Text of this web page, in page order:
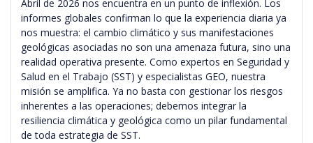
Abril de 2026 nos encuentra en un punto de inflexión. Los
informes globales confirman lo que la experiencia diaria ya
nos muestra: el cambio climático y sus manifestaciones
geológicas asociadas no son una amenaza futura, sino una
realidad operativa presente. Como expertos en Seguridad y
Salud en el Trabajo (SST) y especialistas GEO, nuestra
misión se amplifica. Ya no basta con gestionar los riesgos
inherentes a las operaciones; debemos integrar la
resiliencia climática y geológica como un pilar fundamental
de toda estrategia de SST.